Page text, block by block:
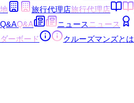
地
旅行代理店旅行代理店
Q&AQ&A ニュース ニュース
ダーボード
クルーズマンズとは